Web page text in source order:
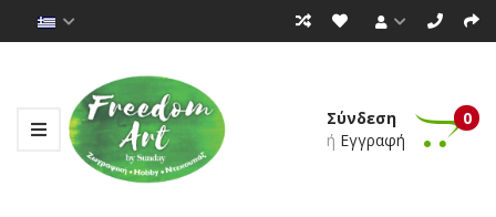
Σύνδεση
ή Εγγραφή
0